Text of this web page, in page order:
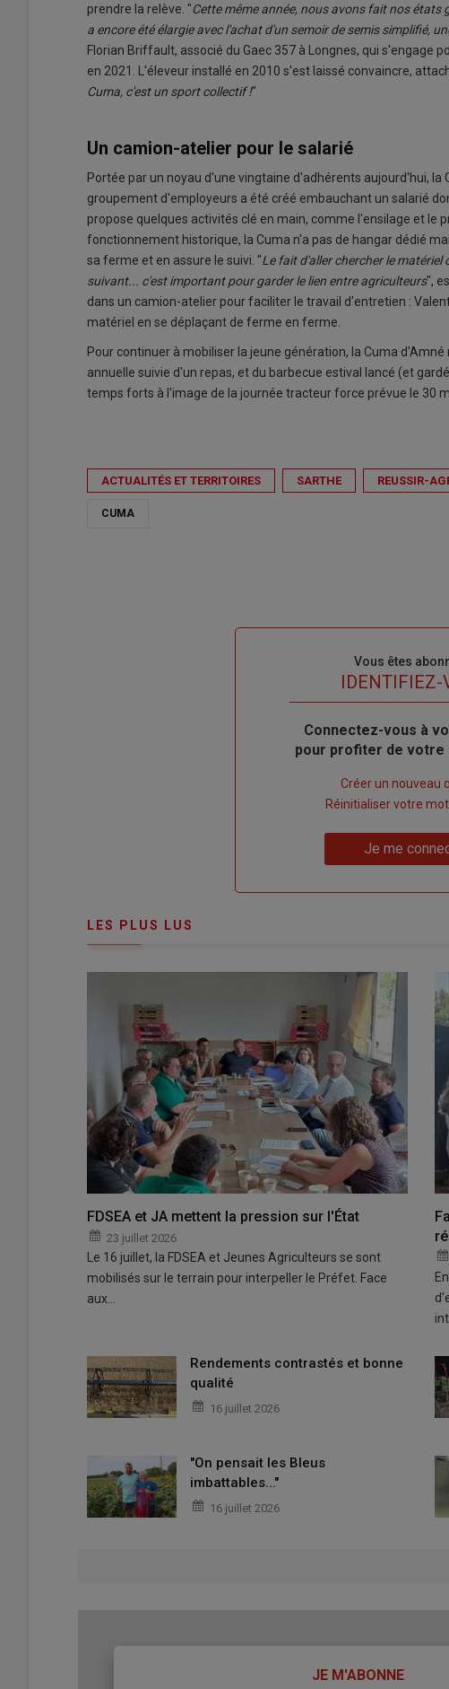
prendre la relève. "Cette même année, nous avons fait nos
a encore été élargie avec l'achat d'un semoir de semis simplifié,
Florian Briffault, associé du Gaec 357 à Longnes, qui s'engage
en 2021. L'éleveur installé en 2010 s'est laissé convaincre,
Cuma, c'est un sport collectif !"
Un camion-atelier pour le salarié
Portée par un noyau d'une vingtaine d'adhérents aujourd'hui,
groupement d'employeurs a été créé embauchant un salarié
propose quelques activités clé en main, comme l'ensilage et le
fonctionnement historique, la Cuma n'a pas de hangar dédié
sa ferme et en assure le suivi. "Le fait d'aller chercher le matériel
suivant... c'est important pour garder le lien entre agriculteurs",
dans un camion-atelier pour faciliter le travail d'entretien :
matériel en se déplaçant de ferme en ferme.
Pour continuer à mobiliser la jeune génération, la Cuma
annuelle suivie d'un repas, et du barbecue estival lancé (et
temps forts à l'image de la journée tracteur force prévue le 30
ACTUALITÉS ET TERRITOIRES SARTHE REUSSIR-
CUMA
Vous êtes
IDENTIFIEZ-
Body
Connectez-vous à
pour profiter de votre
compte"
Créer un nouveau
Réinitialiser votre
Je me
LES PLUS LUS
FDSEA et JA mettent la pression sur l'État
23 juillet 2026
Le 16 juillet, la FDSEA et Jeunes Agriculteurs se sont
mobilisés sur le terrain pour interpeller le Préfet. Face
aux…
Rendements contrastés et bonne
qualité
16 juillet 2026
"On pensait les Bleus
imbattables..."
16 juillet 2026
JE M'ABONNE